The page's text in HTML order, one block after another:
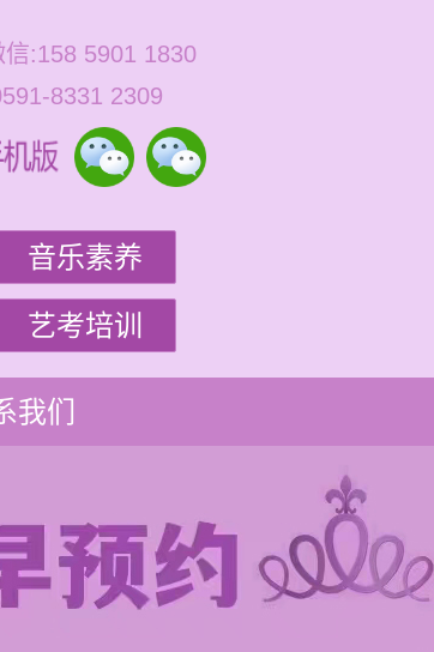
信:158 5901 1830
8331 2309
音乐素养
艺考培训
我们